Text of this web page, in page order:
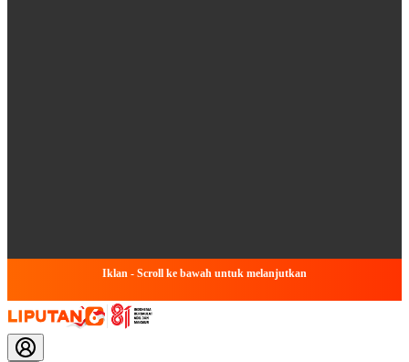
Iklan - Scroll ke bawah untuk melanjutkan